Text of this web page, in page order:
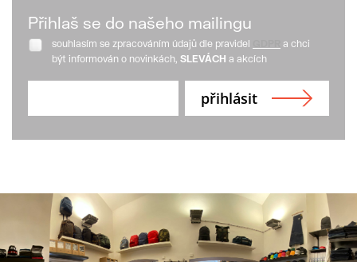
Přihlaš se do našeho mailingu
souhlasím se zpracováním údajů dle pravidel
a chci
být informován o novinkách, SLEVÁCH a akcích